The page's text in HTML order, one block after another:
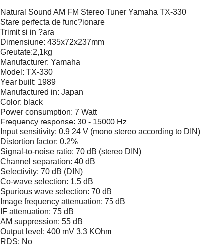
Natural Sound AM FM Stereo Tuner Yamaha TX-330
Stare perfecta de func?ionare
Trimit si in ?ara
Dimensiune: 435x72x237mm
Greutate:2,1kg
Manufacturer: Yamaha
Model: TX-330
Year built: 1989
Manufactured in: Japan
Color: black
Power consumption: 7 Watt
Frequency response: 30 - 15000 Hz
Input sensitivity: 0.9 24 V (mono stereo according to DIN)
Distortion factor: 0.2%
Signal-to-noise ratio: 70 dB (stereo DIN)
Channel separation: 40 dB
Selectivity: 70 dB (DIN)
Co-wave selection: 1.5 dB
Spurious wave selection: 70 dB
Image frequency attenuation: 75 dB
IF attenuation: 75 dB
AM suppression: 55 dB
Output level: 400 mV 3.3 KOhm
RDS: No